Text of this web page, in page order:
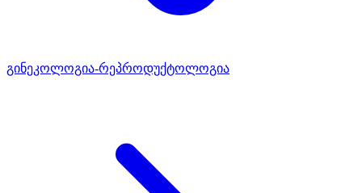
გინეკოლოგია-რეპროდუქტოლოგია